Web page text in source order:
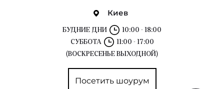
Киев
БУДНИЕ ДНИ
10:00 - 18:00
СУББОТА
11:00 - 17:00
(ВОСКРЕСЕНЬЕ ВЫХОДНОЙ)
Посетить шоурум